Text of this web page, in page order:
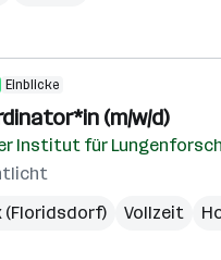
Einblicke
(m/w/d)
Institut für
(Floridsdorf)
Vollzeit